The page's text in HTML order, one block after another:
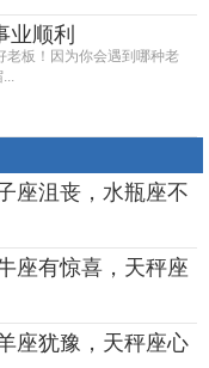
业顺利
老板！因为你会遇到哪种老
座沮丧，水瓶座不
座有惊喜，天秤座
座犹豫，天秤座心